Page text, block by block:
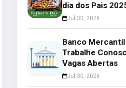
dia dos Pais
Jul 30, 2026
Banco Mercantil
Trabalhe
Vagas Abertas
Jul 30, 2026